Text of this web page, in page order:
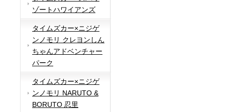
ゾートハワイアンズ
タイムズカー×ニジゲ
ンノモリ クレヨンしん
ちゃんアドベンチャー
パーク
タイムズカー×ニジゲ
ンノモリ NARUTO &
BORUTO 忍里